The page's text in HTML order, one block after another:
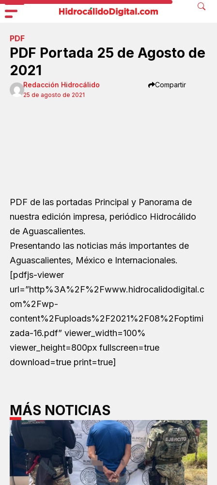
PDF
PDF Portada 25 de Agosto de
2021
Redacción Hidrocálido
25 de agosto de 2021
Compartir
PDF de las portadas Principal y Panorama de
nuestra edición impresa, periódico Hidrocálido
de Aguascalientes.
Presentando las noticias más importantes de
Aguascalientes, México e Internacionales.
[pdfjs-viewer
url=”http%3A%2F%2Fwww.hidrocalidodigital.c
om%2Fwp-
content%2Fuploads%2F2021%2F08%2Foptimi
zada-16.pdf” viewer_width=100%
viewer_height=800px fullscreen=true
download=true print=true]
MÁS NOTICIAS